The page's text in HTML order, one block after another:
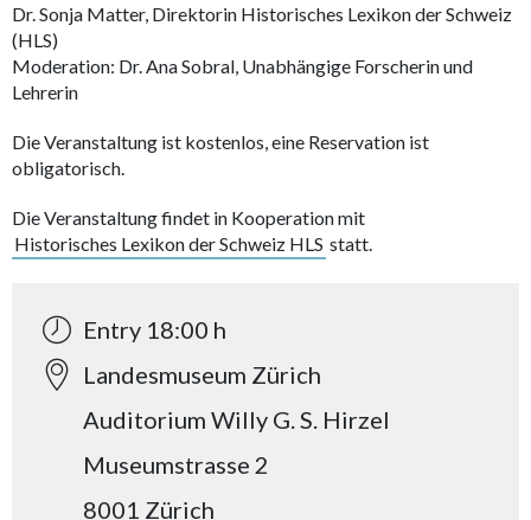
Dr. Sonja Matter, Direktorin Historisches Lexikon der Schweiz
(HLS)
Moderation: Dr. Ana Sobral, Unabhängige Forscherin und
Lehrerin
Die Veranstaltung ist kostenlos, eine Reservation ist
obligatorisch.
Die Veranstaltung findet in Kooperation mit
Historisches Lexikon der Schweiz HLS statt.
Entry 18:00 h
Landesmuseum Zürich
Auditorium Willy G. S. Hirzel
Museumstrasse 2
8001 Zürich